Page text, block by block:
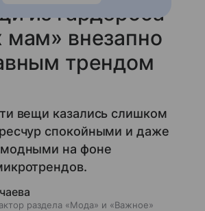
из гардероба
мам» внезапно
трендом
вещи казались слишком
спокойными и даже
на фоне
раздела «Мода» и «Важное»